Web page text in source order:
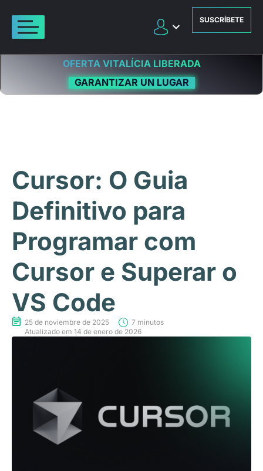
SUSCRÍBETE
OFERTA VITALÍCIA LIBERADA
GARANTIZAR UN LUGAR
Cursor: O Guia
Definitivo para
Programar com
Cursor e Superar o
VS Code
25 de noviembre de 2025
7 minutos
Atualizado em 14 de enero de 2026